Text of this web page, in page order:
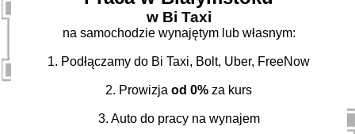
w Bi Taxi
na samochodzie wynajętym lub własnym:
1. Podłączamy do Bi Taxi, Bolt, Uber, FreeNow
2. Prowizjaod 0% za kurs
3. Auto do pracy na wynajem